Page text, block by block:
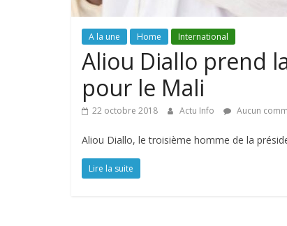
A la une Home International
Aliou Diallo prend
pour le Mali
22 octobre 2018 Actu Info Aucun
Aliou Diallo, le troisième homme de la
Lire la suite